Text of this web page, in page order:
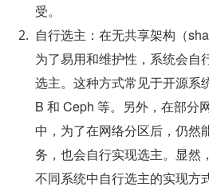
受。
自行选主：在无共享架构（
为了易用和维护性，系统会自
选主。这种方式常见于开源系
B 和 Ceph 等。另外，在部分
中，为了在网络分区后，仍然
务，也会自行实现选主。显然
不同系统中自行选主的实现方